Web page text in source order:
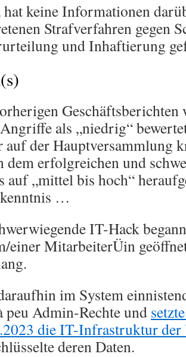
keine Informationen
Strafverfahren gegen
und Inhaftierung
Geschäftsberichten
als „niedrig“
auf der Hauptversammlung
dem erfolgreichen und
auf „mittel bis hoch“
…
IT-Hack
einer MitarbeiterÜin
im System
peu Admin-Rechte und
die IT-Infrastruktur der
deren Daten.